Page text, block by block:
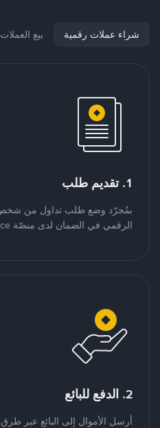
شراء عملات رقمية بيع
1. تقديم طلب
بمُجرّد وضع طلب تداول من
الرقمي في الضمان لدى منصّة Binance من شخص لشخص.
2. الدفع للبائع
أرسل الأموال إلى البائع عبر